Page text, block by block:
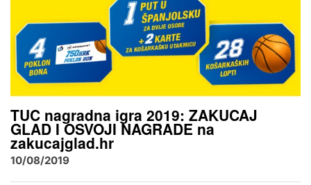
TUC nagradna igra 2019: ZAKUCAJ
GLAD I OSVOJI NAGRADE na
zakucajglad.hr
10/08/2019